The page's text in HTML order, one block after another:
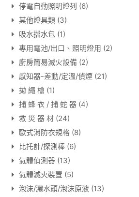
停電自動照明燈列 (6)
其他燈具類 (3)
吸水擋水包 (1)
專用電池/出口、照明燈用 (2)
廚房簡易滅火設備 (2)
感知器-差動/定溫/偵煙 (21)
拋 繩 槍 (1)
捕 蜂 衣 / 捕 蛇 器 (4)
救 災 器 材 (24)
歐式消防衣規格 (8)
比托計/探測棒 (6)
氣體偵測器 (13)
氣體滅火裝置 (5)
泡沫/灑水頭/泡沫原液 (13)